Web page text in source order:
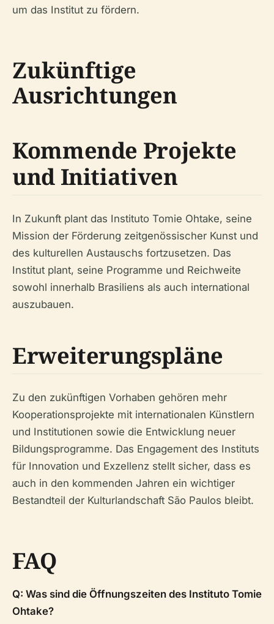
um das Institut zu fördern.
Zukünftige
Ausrichtungen
Kommende Projekte
und Initiativen
In Zukunft plant das Instituto Tomie Ohtake, seine
Mission der Förderung zeitgenössischer Kunst und
des kulturellen Austauschs fortzusetzen. Das
Institut plant, seine Programme und Reichweite
sowohl innerhalb Brasiliens als auch international
auszubauen.
Erweiterungspläne
Zu den zukünftigen Vorhaben gehören mehr
Kooperationsprojekte mit internationalen Künstlern
und Institutionen sowie die Entwicklung neuer
Bildungsprogramme. Das Engagement des Instituts
für Innovation und Exzellenz stellt sicher, dass es
auch in den kommenden Jahren ein wichtiger
Bestandteil der Kulturlandschaft São Paulos bleibt.
FAQ
Q: Was sind die Öffnungszeiten des Instituto Tomie
Ohtake?